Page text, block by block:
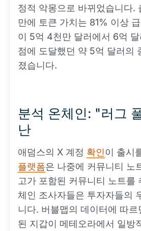
정적 악몽으로 바뀌었습니다.
만에 토큰 가치는 81% 이상
이 5억 4천만 달러에서 6억
점에 도달했던 약 5억 달러의
졌습니다.
분석 온체인: "러그
난
애덤스의 X 계정 확인이 출시
플랫폼은 나중에 커뮤니티 노
고가 포함된 커뮤니티 노트를
체인 조사자들은 투자자들의
니다. 버블맵의 데이터에 따르
된 지갑이 메테오라에서 일방